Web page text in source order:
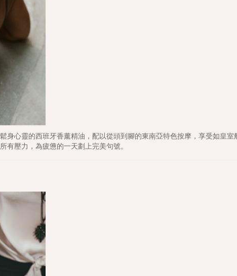
身心靈的西班牙香薰精油，配以從頭到腳的東南亞特色按摩，享受如皇
有壓力，為疲憊的一天劃上完美句號。